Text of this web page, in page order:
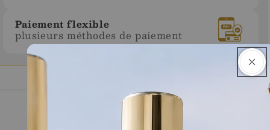
Paiement flexible
plusieurs méthodes de paiement
Ecole de l'Ongle